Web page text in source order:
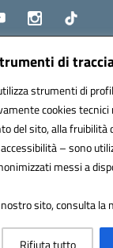
di
strumenti di
cookies tecnici
del sito, alla fruibilità
– sono
messi a
sito, consulta la
Rifiuta tutto
Email:
(PEC):
(CUF): UFUN7Y
by 3D